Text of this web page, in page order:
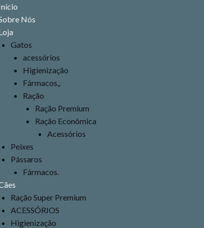
Nós
Gatos
acessórios
Higienização
Fármacos,,
Ração
Ração Premium
Ração Econômica
Acessórios
Peixes
Pássaros
Fármacos.
Ração Super Premium
ACESSÓRIOS
Higienização